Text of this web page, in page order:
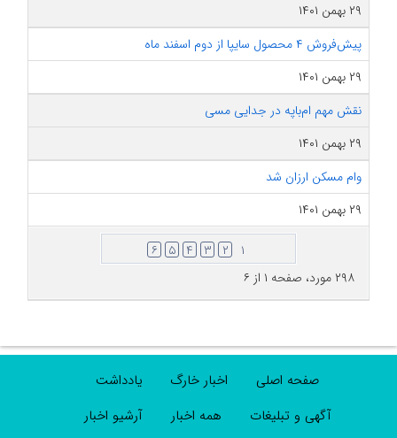
۲۹ بهمن ۱۴۰۱
پیش‌فروش ۴ محصول سایپا از دوم اسفند ماه
۲۹ بهمن ۱۴۰۱
نقش مهم ام‌باپه در جدایی مسی
۲۹ بهمن ۱۴۰۱
وام مسکن ارزان شد
۲۹ بهمن ۱۴۰۱
۱ ۲ ۳ ۴ ۵
۶
۲۹۸ مورد، صفحه ۱ از ۶
صفحه اصلی اخبار خارگ
یادداشت
آگهی و تبلیغات
همه اخبار آرشیو اخبار